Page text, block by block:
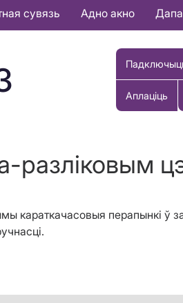
сувязь Адно акно
Аплаціць
разліковым
перапынкi ў